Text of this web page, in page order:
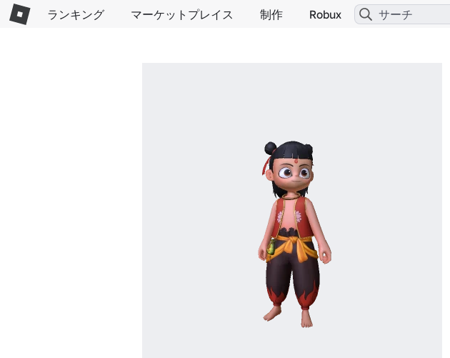
ランキング マーケットプレイス 制作 Robux